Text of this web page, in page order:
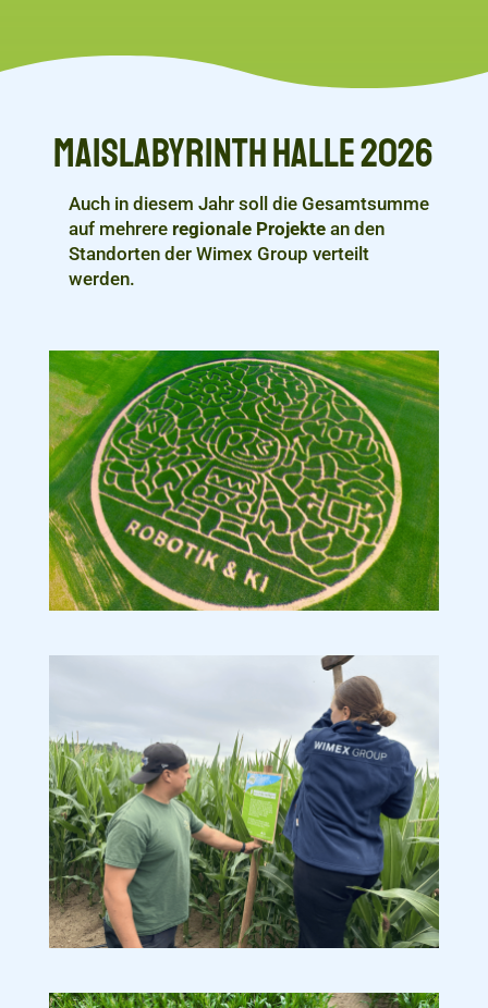
Maislabyrinth Halle 2026
Auch in diesem Jahr soll die Gesamtsumme
auf mehrere regionale Projektean den
Standorten der Wimex Group verteilt
werden.